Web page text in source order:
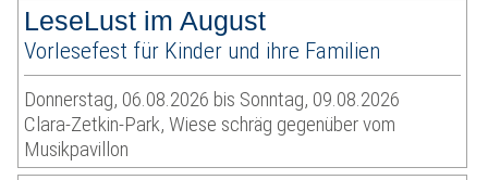
LeseLust im August
Vorlesefest für Kinder und ihre Familien
Donnerstag, 06.08.2026 bis Sonntag, 09.08.2026
Clara-Zetkin-Park, Wiese schräg gegenüber vom
Musikpavillon